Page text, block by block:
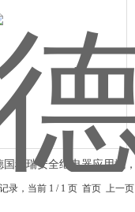
国科瑞安全继电器应用域
录，当前 1 / 1 页 首页 上